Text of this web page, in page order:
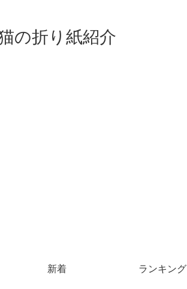
の折り紙紹介
新着 ランキング